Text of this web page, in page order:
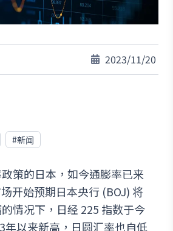
2023/11/20
#新闻
策的日本，如今通膨率已来
开始预期日本央行 (BOJ) 将
情况下，日经 225 指数于今
年以来新高，日圆汇率也自低